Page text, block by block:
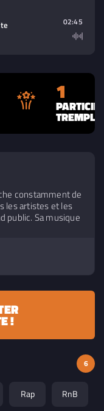
02:45
1
constamment de
les artistes et les
public. Sa musique
!
6
Rap RnB